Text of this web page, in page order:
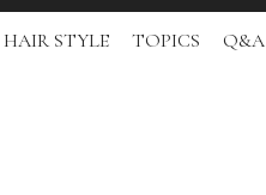
HAIR STYLE TOPICS Q&A